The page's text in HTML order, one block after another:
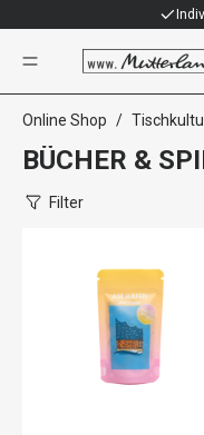
Bücher &
Online Shop /
BÜCHER &
Filter